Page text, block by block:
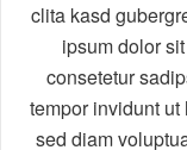
clita kasd
ipsum dolor
consetetur
tempor invidunt
sed diam